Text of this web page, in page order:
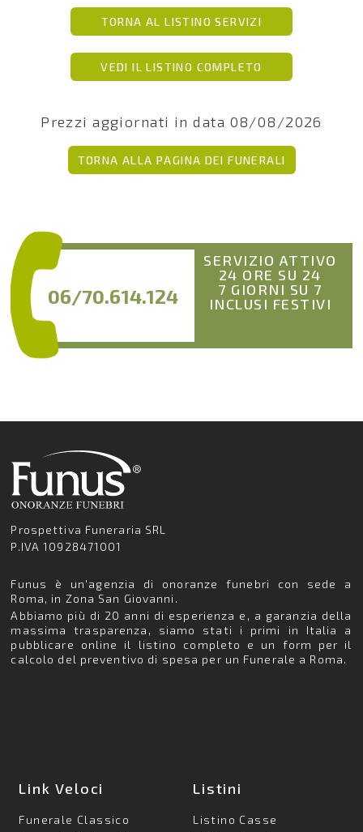
TORNA AL LISTINO SERVIZI
VEDI IL LISTINO COMPLETO
Prezzi aggiornati in data 08/08/2026
TORNA ALLA PAGINA DEI FUNERALI
06/70.614.124
SERVIZIO ATTIVO
24 ORE SU 24
7 GIORNI SU 7
INCLUSI FESTIVI
Prospettiva Funeraria SRL
P.IVA 10928471001
Funus è un'agenzia di onoranze funebri con sede a
Roma, in Zona San Giovanni.
Abbiamo più di 20 anni di esperienza e, a garanzia della
massima trasparenza, siamo stati i primi in Italia a
pubblicare online il listino completo e un form per il
calcolo del preventivo di spesa per un Funerale a Roma.
Link Veloci
Funerale Classico
Listini
Listino Casse